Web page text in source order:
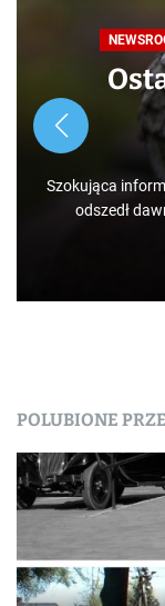
Szokująca
odszedł
POLUBIONE